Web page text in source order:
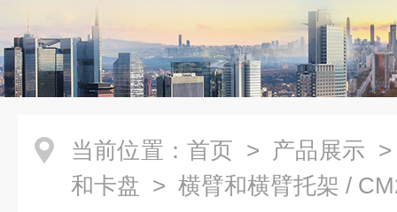
当前位置： 首页 > 产品展示
和卡盘 > 横臂和横臂托架 /